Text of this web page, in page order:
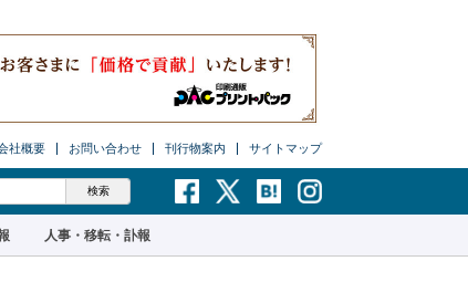
社概要 お問い合わせ 刊行物案内 サイトマップ
人事・移転・訃報